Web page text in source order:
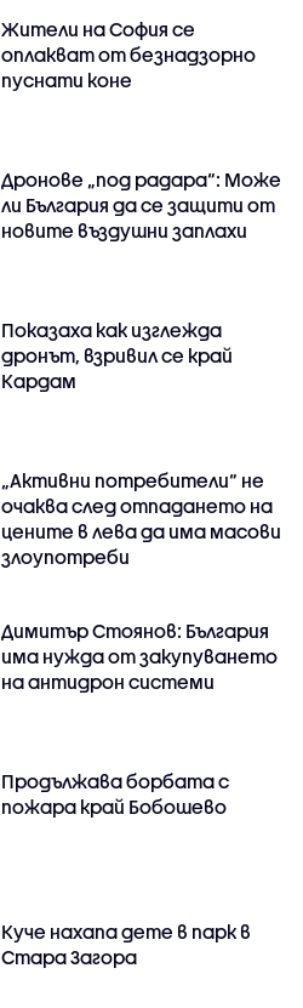
Жители на София се
оплакват от безнадзорно
пуснати коне
Дронове „под радара“: Може
ли България да се защити от
новите въздушни заплахи
Показаха как изглежда
дронът, взривил се край
Кардам
„Активни потребители“ не
очаква след отпадането на
цените в лева да има масови
злоупотреби
Димитър Стоянов: България
има нужда от закупуването
на антидрон системи
Продължава борбата с
пожара край Бобошево
Куче нахапа дете в парк в
Стара Загора